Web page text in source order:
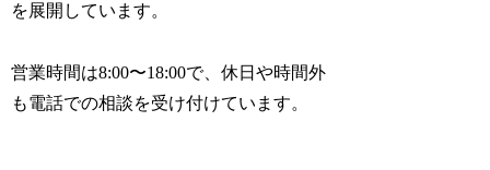
を展開しています。
営業時間は8:00〜18:00で、休日や時間外
も電話での相談を受け付けています。